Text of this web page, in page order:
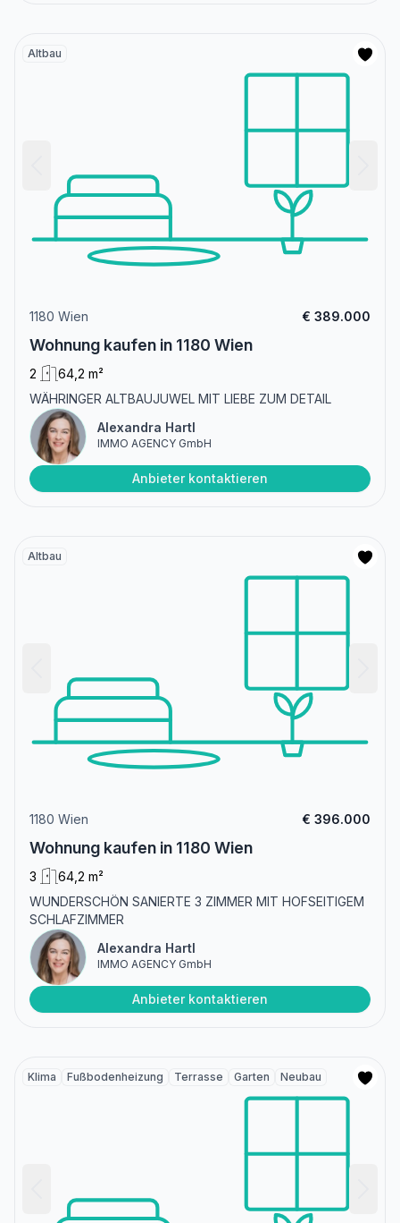
Altbau
1180 Wien € 389.000
Wohnung kaufen in 1180 Wien
2
64,2 m²
WÄHRINGER ALTBAUJUWEL MIT LIEBE ZUM DETAIL
Alexandra Hartl
IMMO AGENCY GmbH
Anbieter kontaktieren
Altbau
1180 Wien € 396.000
Wohnung kaufen in 1180 Wien
3
64,2 m²
WUNDERSCHÖN SANIERTE 3 ZIMMER MIT HOFSEITIGEM
SCHLAFZIMMER
Alexandra Hartl
IMMO AGENCY GmbH
Anbieter kontaktieren
Klima Fußbodenheizung Terrasse Garten Neubau